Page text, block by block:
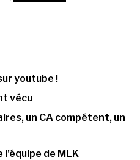
youtube !
vécu
un CA compétent, un
de MLK